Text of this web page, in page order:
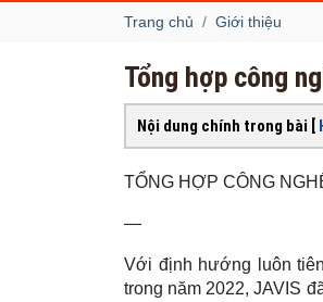
Trang chủ Giới thiệu
Tổng hợp công
Nội dung chính trong bài [
TỔNG HỢP CÔNG
—
Với định hướng luôn
trong năm 2022, JAVIS